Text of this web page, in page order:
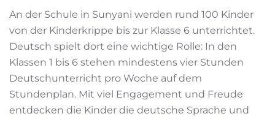
An der Schule in Sunyani werden rund 100 Kinder
von der Kinderkrippe bis zur Klasse 6 unterrichtet.
Deutsch spielt dort eine wichtige Rolle: In den
Klassen 1 bis 6 stehen mindestens vier Stunden
Deutschunterricht pro Woche auf dem
Stundenplan. Mit viel Engagement und Freude
entdecken die Kinder die deutsche Sprache und